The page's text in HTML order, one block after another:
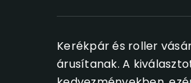
Kerékpár és roller
árusítanak. A